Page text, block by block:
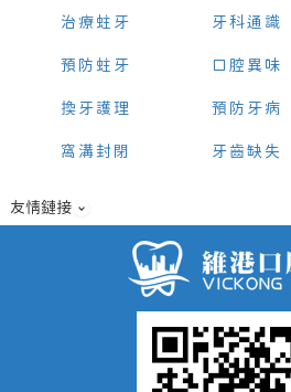
治療蛀牙
預防蛀牙
換牙護理
窩溝封閉
牙科通識
口腔異味
預防牙病
牙齒缺失
友情鏈接